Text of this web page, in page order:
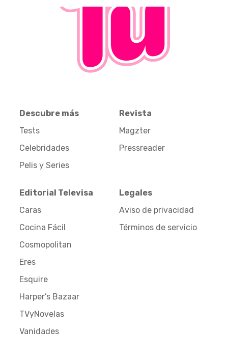
Descubre más
Tests
Celebridades
Pelis y Series
Revista
Magzter
Pressreader
Editorial Televisa
Caras
Cocina Fácil
Cosmopolitan
Eres
Esquire
Harper’s Bazaar
TVyNovelas
Vanidades
Legales
Aviso de privacidad
Términos de servicio